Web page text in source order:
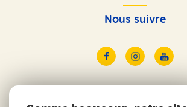
Nous suivre